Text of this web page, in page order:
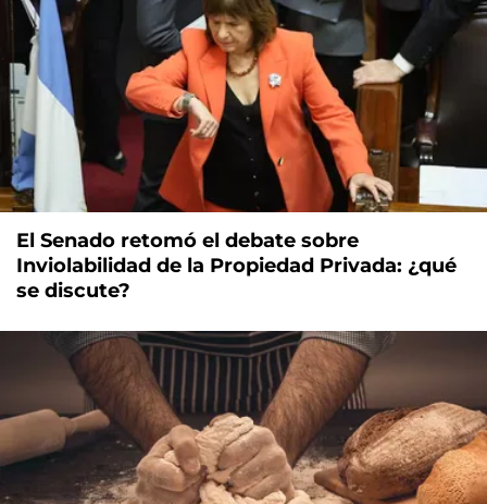
El Senado retomó el debate sobre
Inviolabilidad de la Propiedad Privada: ¿qué
se discute?